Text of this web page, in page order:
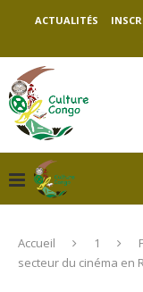
ACTUALITÉS
Accueil 1
secteur du cinéma en